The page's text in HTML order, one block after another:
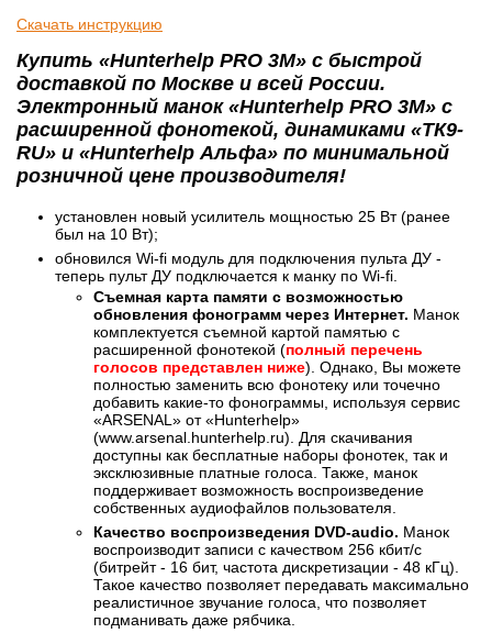
Скачать инструкцию
Купить «Hunterhelp PRO 3M» с быстрой
доставкой по Москве и всей России.
Электронный манок «Hunterhelp PRO 3M» с
расширенной фонотекой, динамиками «ТК9-
RU» и «Hunterhelp Альфа» по минимальной
розничной цене производителя!
установлен новый усилитель мощностью 25 Вт (ранее
был на 10 Вт);
обновился Wi-fi модуль для подключения пульта ДУ -
теперь пульт ДУ подключается к манку по Wi-fi.
Съемная карта памяти с возможностью
обновления фонограмм через Интернет. Манок
комплектуется съемной картой памятью с
расширенной фонотекой (полный перечень
голосов представлен ниже). Однако, Вы можете
полностью заменить всю фонотеку или точечно
добавить какие-то фонограммы, используя сервис
«АRSENAL» от «Hunterhelp»
(www.arsenal.hunterhelp.ru). Для скачивания
доступны как бесплатные наборы фонотек, так и
эксклюзивные платные голоса. Также, манок
поддерживает возможность воспроизведение
собственных аудиофайлов пользователя.
Качество воспроизведения DVD-audio. Манок
воспроизводит записи с качеством 256 кбит/с
(битрейт - 16 бит, частота дискретизации - 48 кГц).
Такое качество позволяет передавать максимально
реалистичное звучание голоса, что позволяет
подманивать даже рябчика.